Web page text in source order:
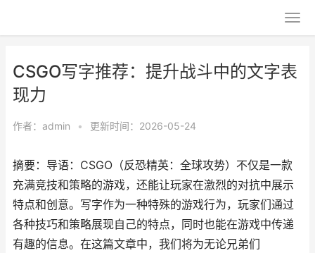
CSGO写字推荐：提升战斗中的文字表
现力
作者： admin • 更新时间：2026-05-24
摘要：导语：CSGO（反恐精英：全球攻势）不仅是一款
充满竞技和策略的游戏，还能让玩家在激烈的对抗中展示
特点和创意。写字作为一种特殊的游戏行为，玩家们通过
各种技巧和策略展现自己的特点，同时也能在游戏中传递
有趣的信息。在这篇文章中，我们将为无论兄弟们